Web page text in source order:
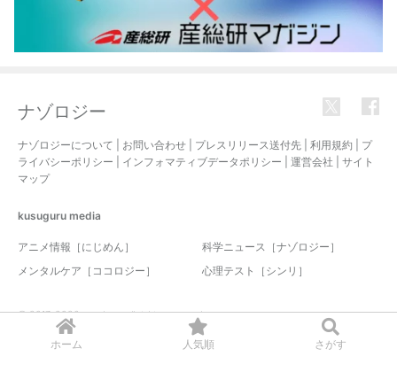
ホーム 人気順 さがす
ナゾロジー
ナゾロジーについて お問い合わせ プレスリリース送付先 利用規約
プ
ライバシーポリシー
インフォマティブデータポリシー 運営会社
サイト
マップ
kusuguru media
アニメ情報［にじめん］
科学ニュース［ナゾロジー］
メンタルケア［ココロジー］
心理テスト［シンリ］
© 2017-2026 nazology. all rights reserved.